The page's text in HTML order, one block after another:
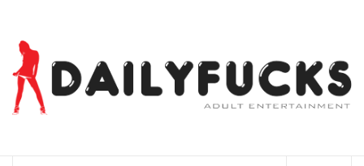
content